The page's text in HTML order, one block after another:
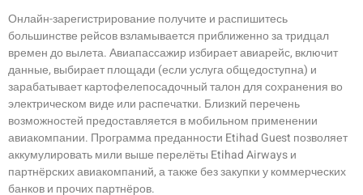
Онлайн-зарегистрирование получите и распишитесь
большинстве рейсов взламывается приближенно за тридцал
времен до вылета. Авиапассажир избирает авиарейс, включит
данные, выбирает площади (если услуга общедоступна) и
зарабатывает картофелепосадочный талон для сохранения во
электрическом виде или распечатки. Близкий перечень
возможностей предоставляется в мобильном применении
авиакомпании. Программа преданности Etihad Guest позволяет
аккумулировать мили выше перелёты Etihad Airways и
партнёрских авиакомпаний, а также без закупки у коммерческих
банков и прочих партнёров.